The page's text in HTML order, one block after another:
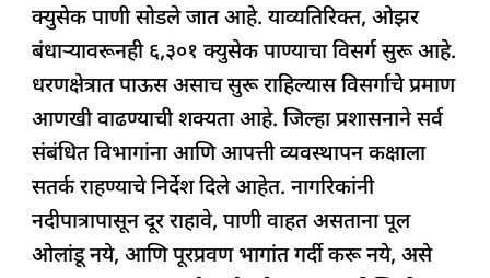
क्युसेक पाणी सोडले जात आहे. याव्यतिरिक्त, ओझर
बंधाऱ्यावरूनही ६,३०१ क्युसेक पाण्याचा विसर्ग सुरू आहे.
धरणक्षेत्रात पाऊस असाच सुरू राहिल्यास विसर्गाचे प्रमाण
आणखी वाढण्याची शक्यता आहे. जिल्हा प्रशासनाने सर्व
संबंधित विभागांना आणि आपत्ती व्यवस्थापन कक्षाला
सतर्क राहण्याचे निर्देश दिले आहेत. नागरिकांनी
नदीपात्रापासून दूर राहावे, पाणी वाहत असताना पूल
ओलांडू नये, आणि पूरप्रवण भागांत गर्दी करू नये, असे